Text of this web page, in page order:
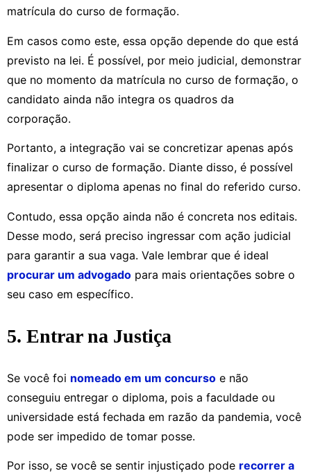
matrícula do curso de formação.
Em casos como este, essa opção depende do que está
previsto na lei. É possível, por meio judicial, demonstrar
que no momento da matrícula no curso de formação, o
candidato ainda não integra os quadros da
corporação.
Portanto, a integração vai se concretizar apenas após
finalizar o curso de formação. Diante disso, é possível
apresentar o diploma apenas no final do referido curso.
Contudo, essa opção ainda não é concreta nos editais.
Desse modo, será preciso ingressar com ação judicial
para garantir a sua vaga. Vale lembrar que é ideal
procurar um advogado para mais orientações sobre o
seu caso em específico.
5. Entrar na Justiça
Se você foi nomeado em um concurso e não
conseguiu entregar o diploma, pois a faculdade ou
universidade está fechada em razão da pandemia, você
pode ser impedido de tomar posse.
Por isso, se você se sentir injustiçado pode recorrer a